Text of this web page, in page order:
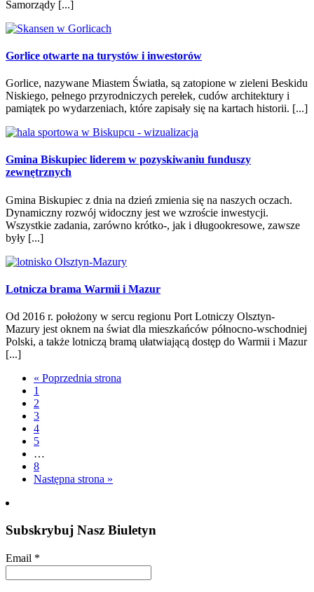
Samorządy [...]
Gorlice otwarte na turystów i inwestorów
Gorlice, nazywane Miastem Światła, są zatopione w zieleni Beskidu
Niskiego, pełnego przyrodniczych perełek, cudów architektury i
pamiątek po wydarzeniach, które zapisały się na kartach historii. [...]
Gmina Biskupiec liderem w pozyskiwaniu funduszy
zewnętrznych
Gmina Biskupiec z dnia na dzień zmienia się na naszych oczach.
Dynamiczny rozwój widoczny jest we wzroście inwestycji.
Wszystkie zadania, zarówno krótko-, jak i długookresowe, zawsze
były [...]
Lotnicza brama Warmii i Mazur
Od 2016 r. położony w sercu regionu Port Lotniczy Olsztyn-
Mazury jest oknem na świat dla mieszkańców północno-wschodniej
Polski, a także lotniczą bramą ułatwiającą dostęp do Warmii i Mazur
[...]
« Poprzednia strona
1
2
3
4
5
…
8
Następna strona »
Subskrybuj Nasz Biuletyn
Email *